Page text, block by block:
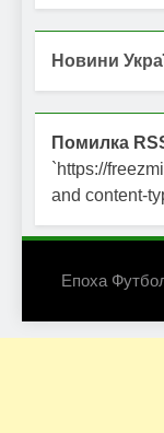
Новини
Помилка
`https://
and content-
Епоха